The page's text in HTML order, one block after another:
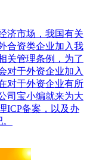
济市场，我国有关
合资类企业加入我
关管理条例，为了
对于外资企业加入
对于外资企业有所
司宝小编就来为大
ICP备案，以及办